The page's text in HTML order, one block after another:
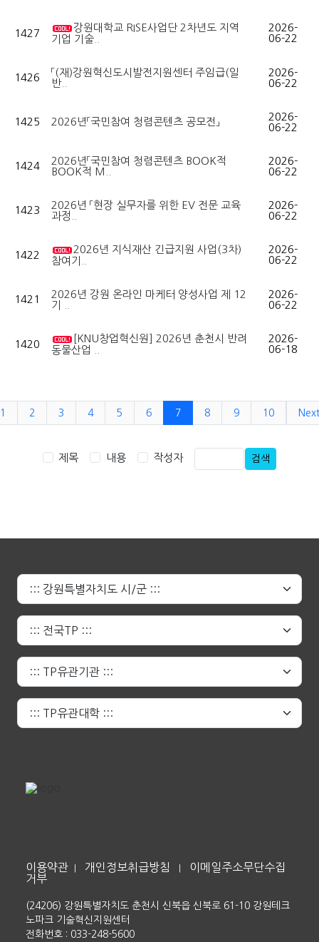
1427
강원대학교 RISE사업단 2차년도 지역
기업 기술..
2026-
06-22
1426
「(재)강원혁신도시발전지원센터 주임급(일
반..
2026-
06-22
1425 2026년「국민참여 청렴콘텐츠 공모전」
2026-
06-22
1424
2026년「국민참여 청렴콘텐츠 BOOK적
BOOK적 M..
2026-
06-22
1423
2026년 「현장 실무자를 위한 EV 전문 교육
과정..
2026-
06-22
1422
2026년 지식재산 긴급지원 사업(3차)
참여기..
2026-
06-22
1421
2026년 강원 온라인 마케터 양성사업 제 12
기 ..
2026-
06-22
1420
[KNU창업혁신원] 2026년 춘천시 반려
동물산업 ..
2026-
06-18
1 2 3 4 5 6 7 8 9 10 Next
제목 내용 작성자 검색
이용약관 개인정보취급방침
이메일주소무단수집
거부
(24206) 강원특별자치도 춘천시 신북읍 신북로 61-10 강원테크
노파크 기술혁신지원센터
전화번호 : 033-248-5600